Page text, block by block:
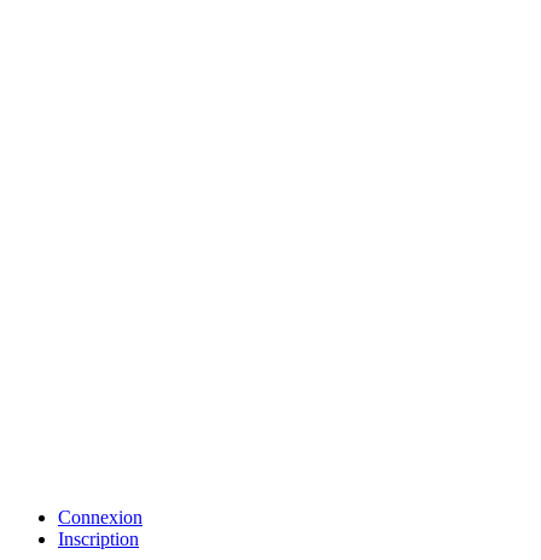
Connexion
Inscription